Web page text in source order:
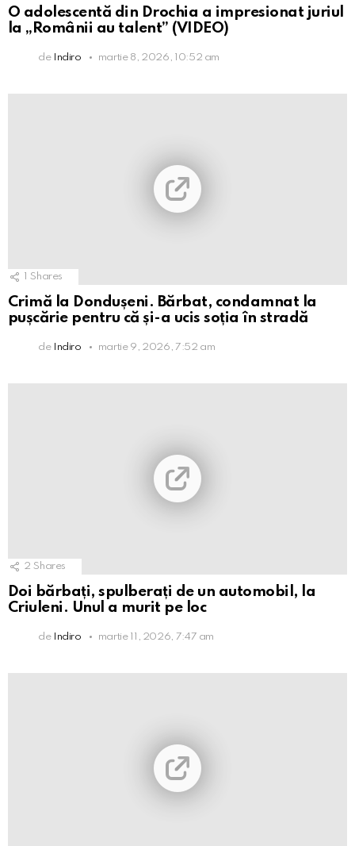
O adolescentă din Drochia a impresionat juriul
la „Românii au talent” (VIDEO)
de Indiro martie 8, 2026, 10:52 am
1 Shares
Crimă la Dondușeni. Bărbat, condamnat la
pușcărie pentru că și-a ucis soția în stradă
de Indiro martie 9, 2026, 7:52 am
2 Shares
Doi bărbați, spulberați de un automobil, la
Criuleni. Unul a murit pe loc
de Indiro martie 11, 2026, 7:47 am